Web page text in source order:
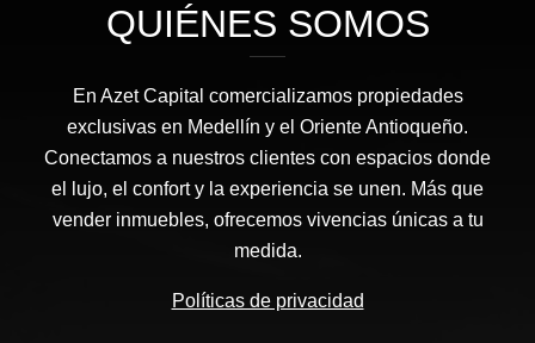
QUIÉNES SOMOS
En Azet Capital comercializamos propiedades
exclusivas en Medellín y el Oriente Antioqueño.
Conectamos a nuestros clientes con espacios donde
el lujo, el confort y la experiencia se unen. Más que
vender inmuebles, ofrecemos vivencias únicas a tu
medida.
Políticas de privacidad